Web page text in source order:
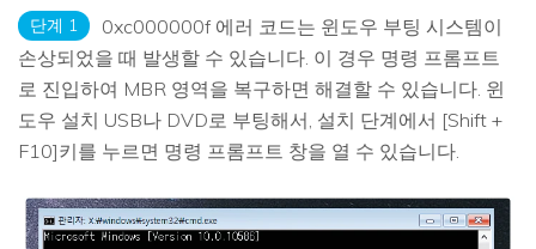
단계 1
0xc000000f 에러 코드는 윈도우 부팅 시스템이
손상되었을 때 발생할 수 있습니다. 이 경우 명령 프롬프트
로 진입하여 MBR 영역을 복구하면 해결할 수 있습니다. 윈
도우 설치 USB나 DVD로 부팅해서, 설치 단계에서 [Shift +
F10]키를 누르면 명령 프롬프트 창을 열 수 있습니다.